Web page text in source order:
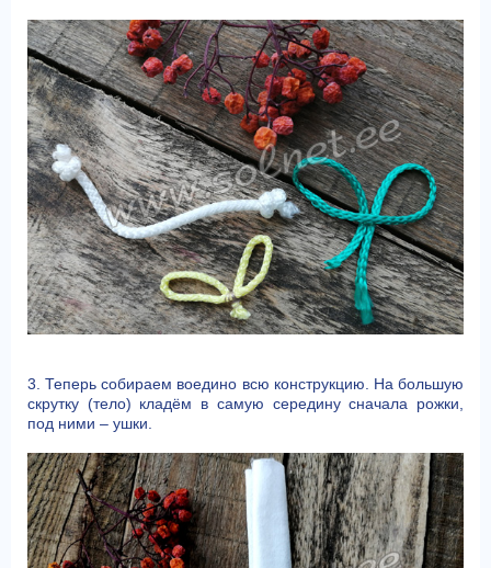
3. Теперь собираем воедино всю конструкцию. На большую
скрутку (тело) кладём в самую середину сначала рожки,
под ними – ушки.